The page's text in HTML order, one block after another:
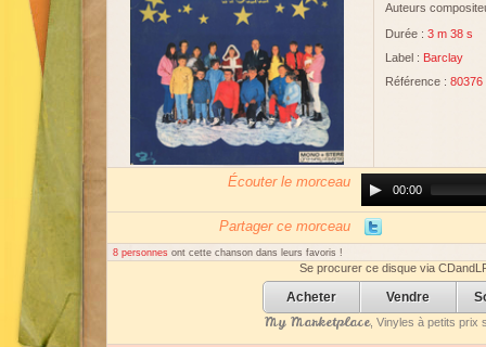
Auteurs
Durée : 3 m 38 s
Label : Barclay
Référence : 80376
Écouter le morceau
Player00:00
Partager ce morceau
8 personnes ont cette chanson dans leurs favoris !
Se procurer ce disque via
Acheter Vendre
My Marketplace, Vinyles à petits prix